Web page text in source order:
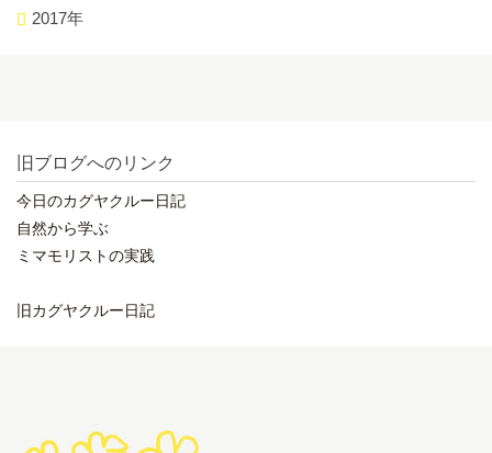
2017年
旧ブログへのリンク
今日のカグヤクルー日記
自然から学ぶ
ミマモリストの実践
旧カグヤクルー日記